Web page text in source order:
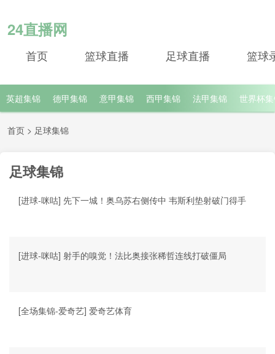
24直播网
首页 篮球直播 足球直播 篮球
英超集锦 德甲集锦 意甲集锦 西甲集锦 法甲集锦 世界杯
首页 > 足球集锦
足球集锦
[进球-咪咕] 先下一城！奥乌苏右侧传中 韦斯利垫射破门得手
[进球-咪咕] 射手的嗅觉！法比奥接张稀哲连线打破僵局
[全场集锦-爱奇艺] 爱奇艺体育